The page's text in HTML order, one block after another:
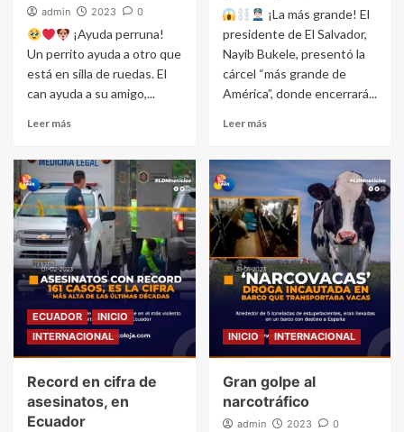
admin 2023 0
¡Ayuda perruna!
Un perrito ayuda a otro que
está en silla de ruedas. El
can ayuda a su amigo,...
Leer más
¡La más grande! El
presidente de El Salvador,
Nayib Bukele, presentó la
cárcel “más grande de
América”, donde encerrará...
Leer más
ECUADOR
INICIO
INTERNACIONAL
Record en cifra de
asesinatos, en
Ecuador
INICIO INTERNACIONAL
Gran golpe al
narcotráfico
admin 2023 0